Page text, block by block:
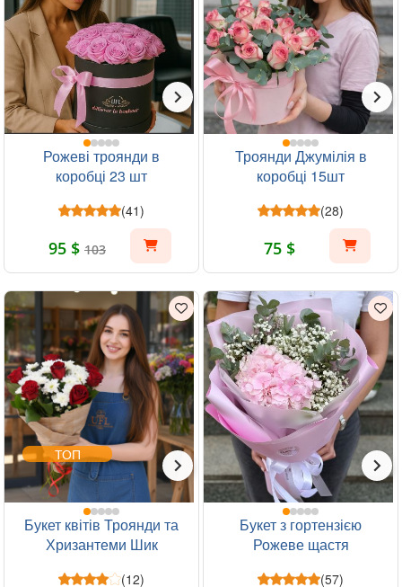
Рожеві троянди в
коробці 23 шт
(41)
95 $ 103
Троянди Джумілія в
коробці 15шт
(28)
75 $
ТОП
Букет квітів Троянди та
Хризантеми Шик
(12)
Букет з гортензією
Рожеве щастя
(57)